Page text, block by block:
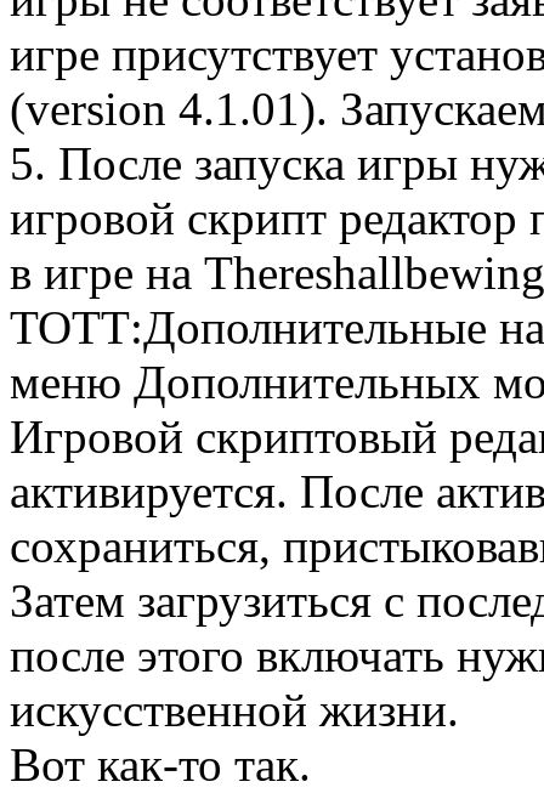
игре присутствует
(version 4.1.01).
5. После запуска игры
игровой скрипт
в игре на
ТОТТ:Дополнительные
меню Дополнительных
Игровой скриптовый
активируется. После
сохраниться,
Затем загрузиться с
после этого включать
искусственной жизни.
Вот как-то так.